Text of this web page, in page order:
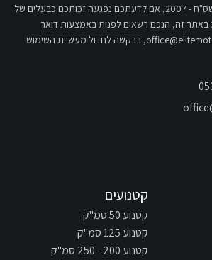
27א לחוק זכויות יוצרים תשס"ח - 2007, אם לדעתכם נפגעה זכותכם כבעלים של
באתר זה, הנכם רשאים לפנות באמצעות דואר
, בבקשה לחדול מעשיית השימוש
קטנועים
קטנוע 50 סמ"ק
קטנוע 125 סמ"ק
קטנוע 200 - 250 סמ"ק